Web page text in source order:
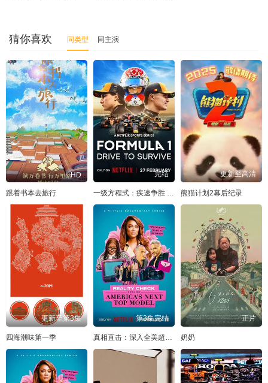
猜你喜欢 同类型 同主演
HD
跟着书本去旅行
完结
一级方程式：疾速争胜 第八季
更新至高清
熊猫计划2幕后纪录
更新至第3集
四海潮味第一季
第3集完结
真相直击：深入全美超模大赛第一季
正片
奶奶